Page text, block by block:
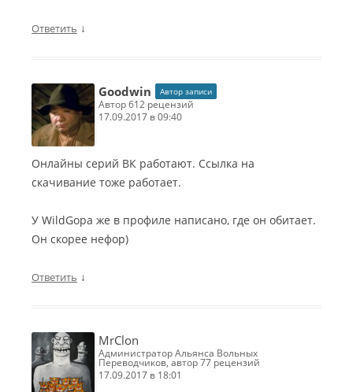
Ответить ↓
Goodwin Автор записи
автор 612 рецензий
17.09.2017 в 09:40
Онлайны серий ВК работают. Ссылка на
скачивание тоже работает.
У WildGopа же в профиле написано, где он обитает.
Он скорее нефор)
Ответить ↓
MrClon
Администратор Альянса Вольных
Переводчиков, автор 77 рецензий
17.09.2017 в 18:01